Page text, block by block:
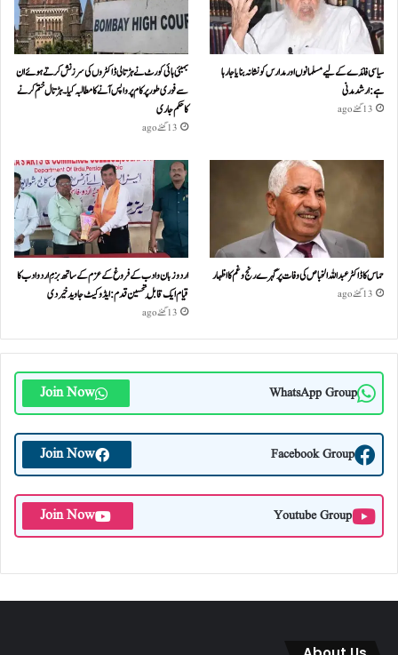
سیاسی فائدے کے لیے مسلمانوں اور مدارس کو نشانہ بنایا جا رہا
ہے: ارشد مدنی
13 گھنٹے ago
بمبئی ہائی کورٹ نے ہڑتالی ڈاکٹروں کی سرزنش کرتے ہوئے ان
سے فوری طور پر کام پر واپس آنے کا مطالبہ کیا۔ہڑتال ختم کرنے
کا حکم جاری
13 گھنٹے ago
حماس کا ڈاکٹر عبداللہ الخباص کی وفات پر گہرے رنج وغم کااظہار
13 گھنٹے ago
اردو زبان و ادب کے فروغ کے عزم کے ساتھ بزمِ اردو ادب کا
قیام ایک قابلِ تحسین قدم : ایڈوکیٹ جاوید خیردی
13 گھنٹے ago
WhatsApp Group
Join Now
Facebook Group
Join Now
Youtube Group
Join Now